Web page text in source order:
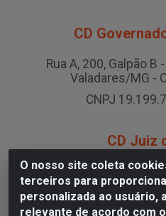
O nosso site coleta
terceiros para
personalizada ao usuário,
relevante de acordo com
CD
Rua A, 200, Galpão B
Valadares/MG -
CNPJ
CD Juiz
Rodovia BR-040 , Nº 0,
LOG - São Pedro,
CNPJ